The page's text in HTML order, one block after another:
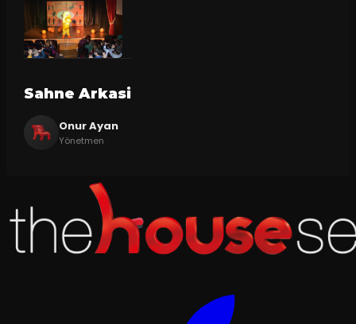
Sahne Arkasi
Onur Ayan
Yönetmen